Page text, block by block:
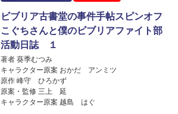
ビブリア古書堂の事件手帖スピンオフ
こぐちさんと僕のビブリアファイト部
活動日誌 １
著者 葵季むつみ
キャラクター原案 おかだ アンミツ
原作 峰守 ひろかず
原案・監修 三上 延
キャラクター原案 越島 はぐ